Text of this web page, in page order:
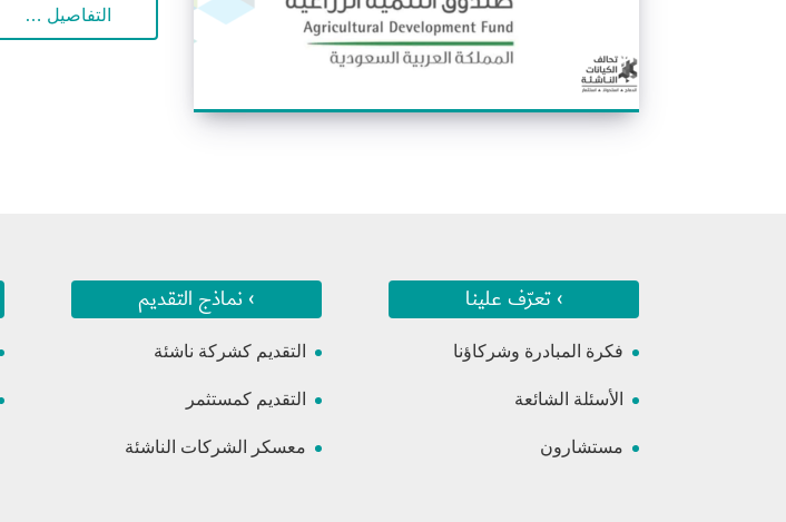
التفاصيل …
› تعرّف علينا
فكرة المبادرة وشركاؤنا
الأسئلة الشائعة
مستشارون
› نماذج التقديم
التقديم كشركة ناشئة
التقديم كمستثمر
معسكر الشركات الناشئة